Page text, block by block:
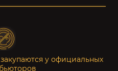
у официальных